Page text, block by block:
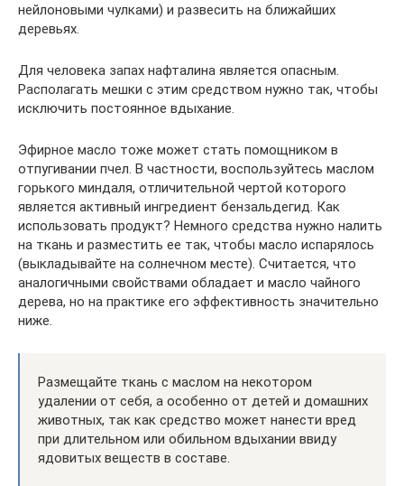
нейлоновыми чулками) и развесить на ближайших
деревьях.
Для человека запах нафталина является опасным.
Располагать мешки с этим средством нужно так, чтобы
исключить постоянное вдыхание.
Эфирное масло тоже может стать помощником в
отпугивании пчел. В частности, воспользуйтесь маслом
горького миндаля, отличительной чертой которого
является активный ингредиент бензальдегид. Как
использовать продукт? Немного средства нужно налить
на ткань и разместить ее так, чтобы масло испарялось
(выкладывайте на солнечном месте). Считается, что
аналогичными свойствами обладает и масло чайного
дерева, но на практике его эффективность значительно
ниже.
Размещайте ткань с маслом на некотором
удалении от себя, а особенно от детей и домашних
животных, так как средство может нанести вред
при длительном или обильном вдыхании ввиду
ядовитых веществ в составе.